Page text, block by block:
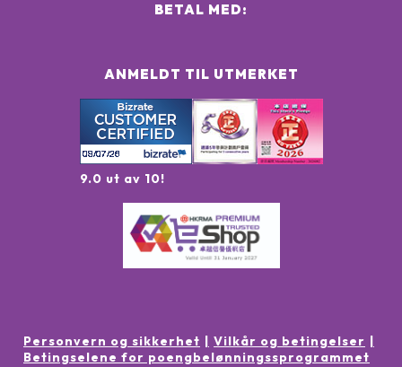
ANMELDT TIL UTMERKET
9.0 ut av 10!
BETAL MED:
Personvern og sikkerhet
Vilkår og betingelser
Betingselene for poengbelønningssprogrammet